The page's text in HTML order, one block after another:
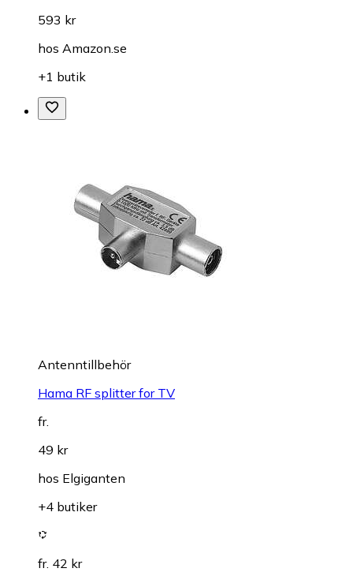
593 kr
hos Amazon.se
+1 butik
Antenntillbehör
Hama RF splitter for TV
fr.
49 kr
hos Elgiganten
+4 butiker
fr. 42 kr